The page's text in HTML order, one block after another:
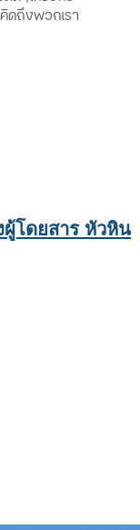
ดถึงพวกเรา
ผู้โดยสาร หัวหิน